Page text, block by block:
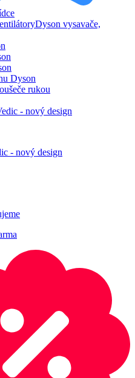
Dyson vysavače,
Dyson
rukou
- nový design